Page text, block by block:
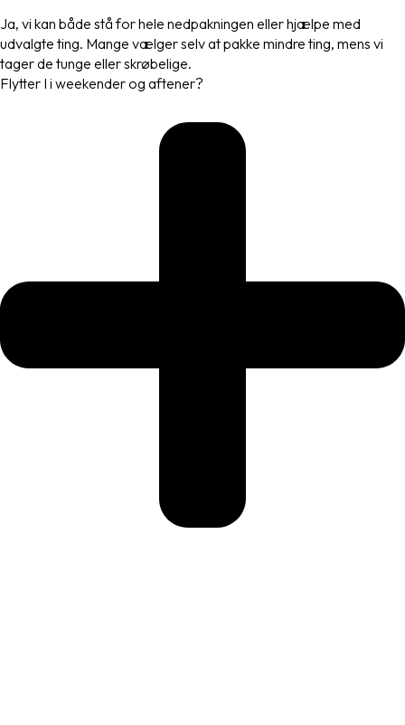
Ja, vi kan både stå for hele nedpakningen eller hjælpe med
udvalgte ting. Mange vælger selv at pakke mindre ting, mens vi
tager de tunge eller skrøbelige.
Flytter I i weekender og aftener?